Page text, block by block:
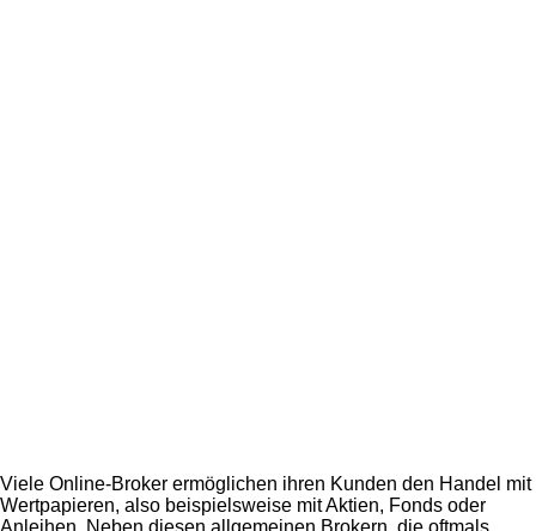
Viele Online-Broker ermöglichen ihren Kunden den Handel mit
Wertpapieren, also beispielsweise mit Aktien, Fonds oder
Anleihen. Neben diesen allgemeinen Brokern, die oftmals